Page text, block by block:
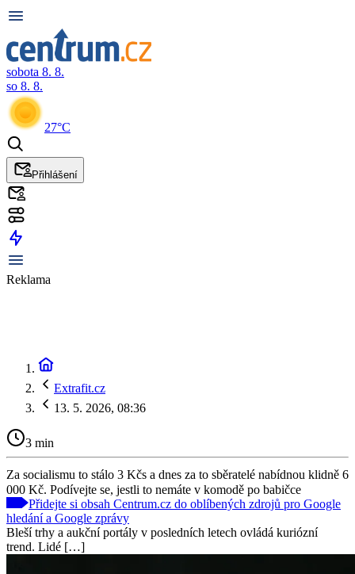
sobota 8. 8.
so 8. 8.
27°C
Přihlášení
Reklama
Extrafit.cz
13. 5. 2026, 08:36
3 min
Za socialismu to stálo 3 Kčs a dnes za to sběratelé nabídnou klidně 6
000 Kč. Podívejte se, jestli to nemáte v komodě po babičce
Přidejte si obsah Centrum.cz do oblíbených zdrojů pro Google
hledání a Google zprávy
Bleší trhy a aukční portály v posledních letech ovládá kuriózní
trend. Lidé […]